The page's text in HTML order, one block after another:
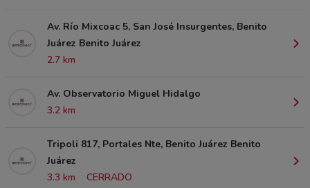
Av. Río Mixcoac 5, San José Insurgentes, Benito
Juárez Benito Juárez
2.7 km
Av. Observatorio Miguel Hidalgo
3.2 km
Tripoli 817, Portales Nte, Benito Juárez Benito
Juárez
3.3 km
CERRADO